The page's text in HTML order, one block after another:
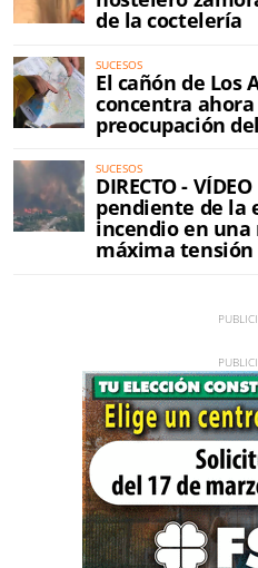
de la coctelería
SUCESOS
El cañón de Los
concentra
preocupación
SUCESOS
DIRECTO -
pendiente de la
incendio en una
máxima tensión